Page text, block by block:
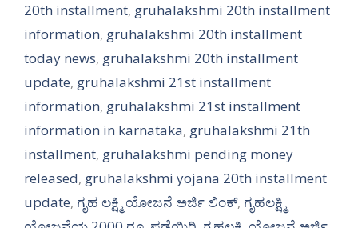
20th installment, gruhalakshmi 20th installment
information, gruhalakshmi 20th installment
today news, gruhalakshmi 20th installment
update, gruhalakshmi 21st installment
information, gruhalakshmi 21st installment
information in karnataka, gruhalakshmi 21th
installment, gruhalakshmi pending money
released, gruhalakshmi yojana 20th installment
update, ಗೃಹ ಲಕ್ಷ್ಮಿ ಯೋಜನೆ ಅರ್ಜಿ ಲಿಂಕ್, ಗೃಹಲಕ್ಷ್ಮಿ